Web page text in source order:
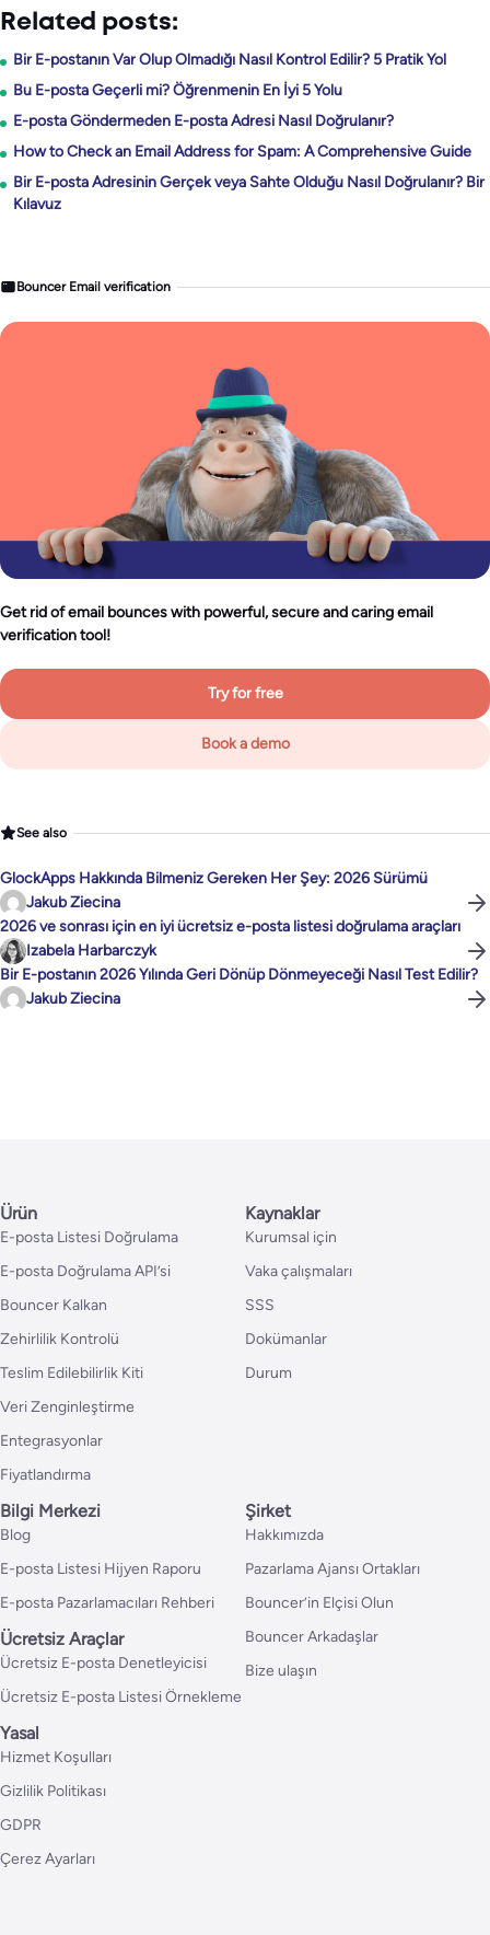
Related posts:
Bir E-postanın Var Olup Olmadığı Nasıl Kontrol Edilir? 5 Pratik Yol
Bu E-posta Geçerli mi? Öğrenmenin En İyi 5 Yolu
E-posta Göndermeden E-posta Adresi Nasıl Doğrulanır?
How to Check an Email Address for Spam: A Comprehensive Guide
Bir E-posta Adresinin Gerçek veya Sahte Olduğu Nasıl Doğrulanır? Bir
Kılavuz
Bouncer Email verification
Get rid of email bounces with powerful, secure and caring email
verification tool!
Try for free
Book a demo
See also
GlockApps Hakkında Bilmeniz Gereken Her Şey: 2026 Sürümü
Jakub Ziecina
2026 ve sonrası için en iyi ücretsiz e-posta listesi doğrulama araçları
Izabela Harbarczyk
Bir E-postanın 2026 Yılında Geri Dönüp Dönmeyeceği Nasıl Test Edilir?
Jakub Ziecina
Ürün
E-posta Listesi Doğrulama
E-posta Doğrulama API’si
Bouncer Kalkan
Zehirlilik Kontrolü
Teslim Edilebilirlik Kiti
Veri Zenginleştirme
Entegrasyonlar
Fiyatlandırma
Kaynaklar
Kurumsal için
Vaka çalışmaları
SSS
Dokümanlar
Durum
Bilgi Merkezi
Blog
E-posta Listesi Hijyen Raporu
E-posta Pazarlamacıları Rehberi
Ücretsiz Araçlar
Ücretsiz E-posta Denetleyicisi
Ücretsiz E-posta Listesi Örnekleme
Şirket
Hakkımızda
Pazarlama Ajansı Ortakları
Bouncer’in Elçisi Olun
Bouncer Arkadaşlar
Bize ulaşın
Yasal
Hizmet Koşulları
Gizlilik Politikası
GDPR
Çerez Ayarları